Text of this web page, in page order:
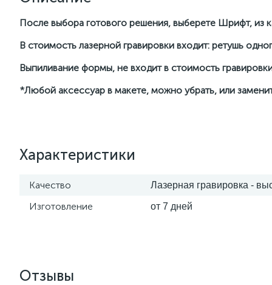
После выбора готового решения, выберете Шрифт, из
В стоимость лазерной гравировки входит: ретушь
Выпиливание формы, не входит в стоимость
*Любой аксессуар в макете, можно убрать, или
Характеристики
Качество Лазерная гравировка -
Изготовление от 7 дней
Отзывы